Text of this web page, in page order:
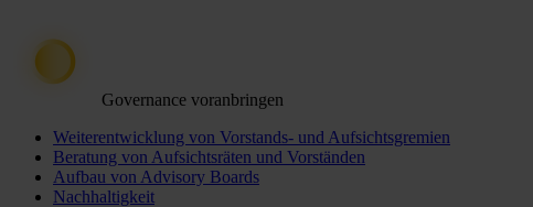
Governance voranbringen
Weiterentwicklung von Vorstands- und Aufsichtsgremien
Beratung von Aufsichtsräten und Vorständen
Aufbau von Advisory Boards
Nachhaltigkeit